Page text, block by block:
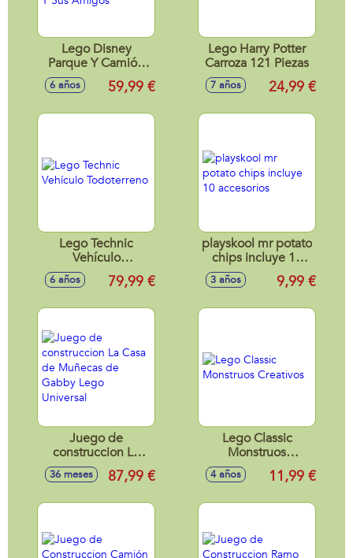
Lego Disney
Parque Y Camión
De Bomberos De
Mickey Y Sus
6 años 59,99 €
Lego Harry Potter
Carroza 121 Piezas
7 años 24,99 €
Lego Technic
Vehículo
Todoterreno
6 años 79,99 €
playskool mr potato
chips incluye 10
accesorios
3 años 9,99 €
Juego de
construccion La
Casa de Muñecas
de Gabby Lego
36 meses 87,99 €
Lego Classic
Monstruos
Creativos
4 años 11,99 €